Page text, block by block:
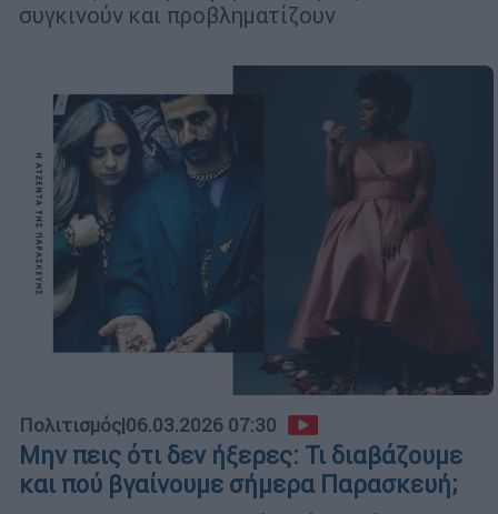
συγκινούν και προβληματίζουν
Πολιτισμός|06.03.2026 07:30
Μην πεις ότι δεν ήξερες: Τι διαβάζουμε
και πού βγαίνουμε σήμερα Παρασκευή;